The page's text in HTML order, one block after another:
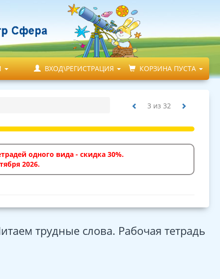
ВХОД\РЕГИСТРАЦИЯ КОРЗИНА ПУСТА
3 из 32
одного вида - скидка 30%.
2026.
трудные слова. Рабочая тетрадь